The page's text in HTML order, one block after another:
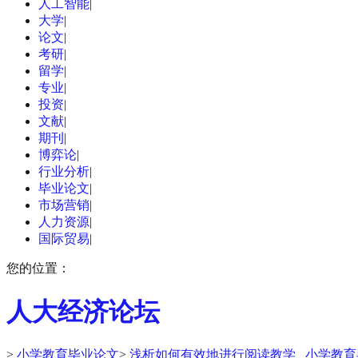
人工智能|
大学|
论文|
考研|
留学|
专业|
投资|
文献|
期刊 |
博弈论|
行业分析|
毕业论文|
市场营销|
人力资源|
国际贸易|
您的位置：
人大经济论坛
> 小学教育毕业论文> 浅析如何有效地进行阅读教学 _小学教